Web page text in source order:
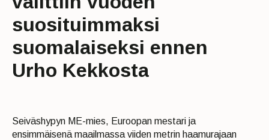
suosituimmaksi
suomalaiseksi ennen
Urho Kekkosta
Seiväshypyn ME-mies, Euroopan mestari ja
ensimmäisenä maailmassa viiden metrin haamurajaan